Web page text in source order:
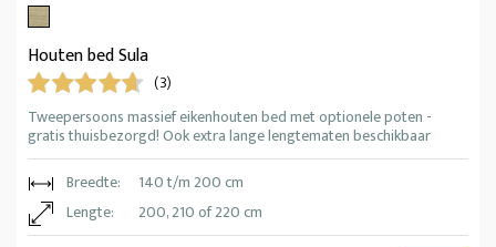
Houten bed Sula
(3)
Tweepersoons massief eikenhouten bed met optionele poten -
gratis thuisbezorgd! Ook extra lange lengtematen beschikbaar
Breedte:
140 t/m 200 cm
Lengte:
200, 210 of 220 cm